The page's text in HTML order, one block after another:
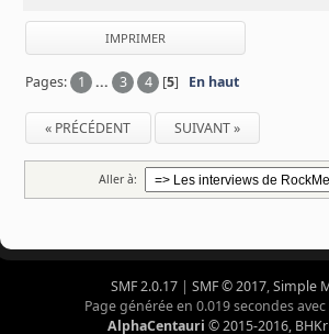
IMPRIMER
Pages: 1 ... 3 4 [5] En haut
« PRÉCÉDENT SUIVANT »
Aller à:
SMF 2.0.17| SMF © 2017,Simple
Page générée en 0.019 secondes
AlphaCentauri © 2015-2016,